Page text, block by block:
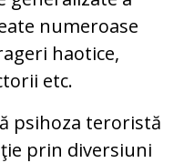
numeroase
haotice,
etc.
psihoza teroristă
prin diversiuni